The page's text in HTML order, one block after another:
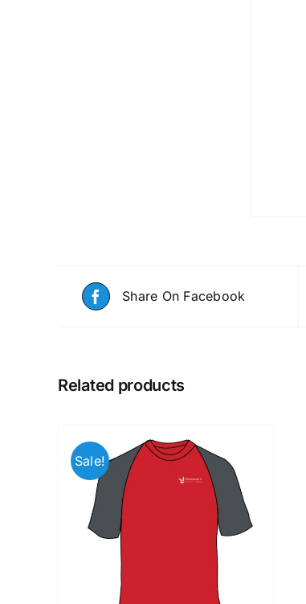
Share On Facebook
Related products
Sale!